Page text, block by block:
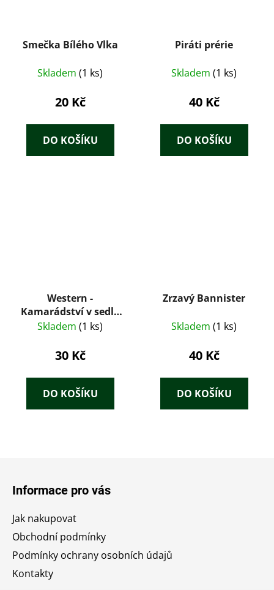
Smečka Bílého Vlka
Skladem (1 ks)
20 Kč
DO KOŠÍKU
Piráti prérie
Skladem (1 ks)
40 Kč
DO KOŠÍKU
Western -
Kamarádství v sedle
Cesta vroubená
Skladem (1 ks)
30 Kč
DO KOŠÍKU
Zrzavý Bannister
Skladem (1 ks)
40 Kč
DO KOŠÍKU
Informace pro vás
Jak nakupovat
Obchodní podmínky
Podmínky ochrany osobních údajů
Kontakty